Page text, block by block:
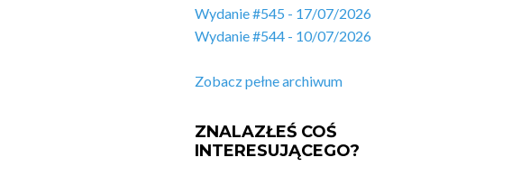
Wydanie #545 - 17/07/2026
Wydanie #544 - 10/07/2026
Zobacz pełne archiwum
ZNALAZŁEŚ COŚ
INTERESUJĄCEGO?